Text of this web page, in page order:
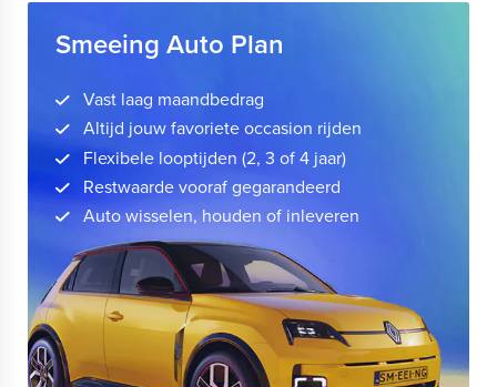
Smeeing Auto Plan
Vast laag maandbedrag
Altijd jouw favoriete occasion rijden
Flexibele looptijden (2, 3 of 4 jaar)
Restwaarde vooraf gegarandeerd
Auto wisselen, houden of inleveren